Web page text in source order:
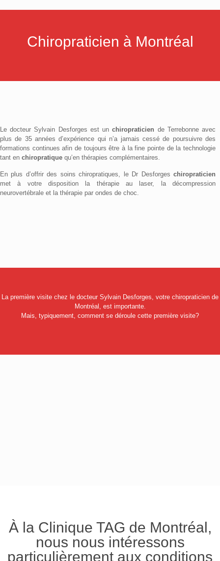
Chiropraticien à Montréal
Le docteur Sylvain Desforges est unchiropraticien de Terrebonne avec
plus de 35 années d’expérience qui n’a jamais cessé de poursuivre des
formations continues afin de toujours être à la fine pointe de la technologie
tant en chiropratique qu’en thérapies complémentaires.
En plus d’offrir des soins chiropratiques, le Dr Desforges chiropraticien
met à votre disposition la thérapie au laser, la décompression
neurovertébrale et la thérapie par ondes de choc.
La première visite chez le docteur Sylvain Desforges, votre chiropraticien de
Montréal, est importante.
Mais, typiquement, comment se déroule cette première visite?
À la Clinique TAG de Montréal,
nous nous intéressons
particulièrement aux conditions